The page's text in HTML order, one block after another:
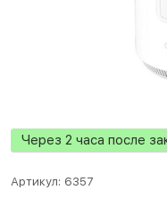
Через 2 часа после
Артикул: 6357